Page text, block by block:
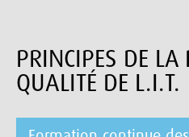
PRINCIPES DE LA
QUALITÉ DE L.I.T.